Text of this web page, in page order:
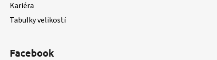
Kariéra
Tabulky velikostí
Facebook